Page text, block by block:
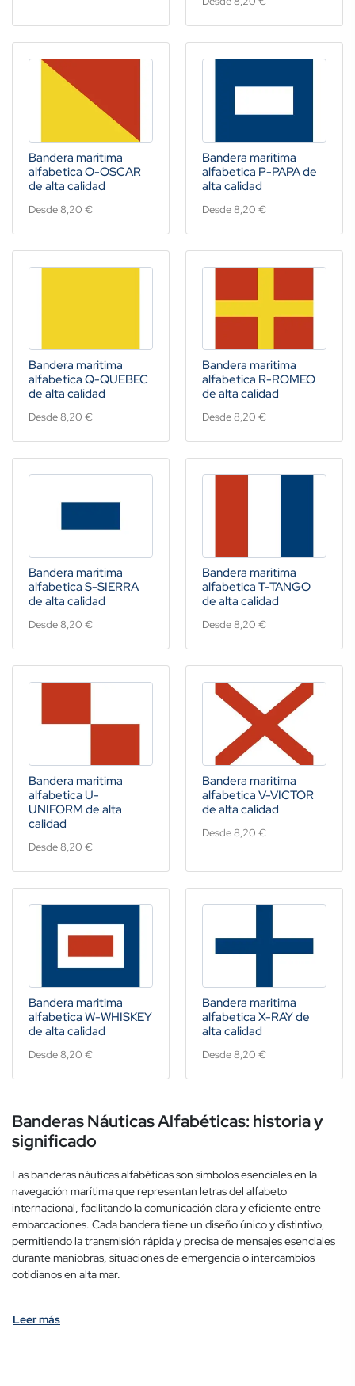
Bandera maritima
alfabetica O-OSCAR
de alta calidad
Desde 8,20 €
Bandera maritima
alfabetica P-PAPA de
alta calidad
Desde 8,20 €
Bandera maritima
alfabetica Q-QUEBEC
de alta calidad
Desde 8,20 €
Bandera maritima
alfabetica R-ROMEO
de alta calidad
Desde 8,20 €
Bandera maritima
alfabetica S-SIERRA
de alta calidad
Desde 8,20 €
Bandera maritima
alfabetica T-TANGO
de alta calidad
Desde 8,20 €
Bandera maritima
alfabetica U-
UNIFORM de alta
calidad
Desde 8,20 €
Bandera maritima
alfabetica V-VICTOR
de alta calidad
Desde 8,20 €
Bandera maritima
alfabetica W-WHISKEY
de alta calidad
Desde 8,20 €
Bandera maritima
alfabetica X-RAY de
alta calidad
Desde 8,20 €
Banderas Náuticas Alfabéticas: historia y
significado
Las banderas náuticas alfabéticas son símbolos esenciales en la
navegación marítima que representan letras del alfabeto
internacional, facilitando la comunicación clara y eficiente entre
embarcaciones. Cada bandera tiene un diseño único y distintivo,
permitiendo la transmisión rápida y precisa de mensajes esenciales
durante maniobras, situaciones de emergencia o intercambios
cotidianos en alta mar.
Leer más